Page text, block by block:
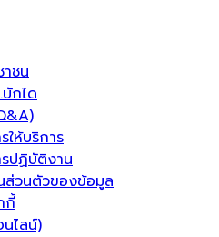
าชน
กได
ให้บริการ
ปฏิบัติงาน
ส่วนตัวของข้อมูล
กี้
นไลน์)